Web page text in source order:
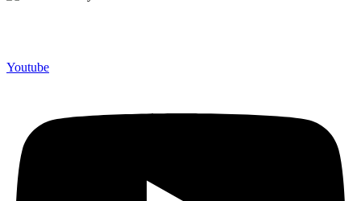
Youtube